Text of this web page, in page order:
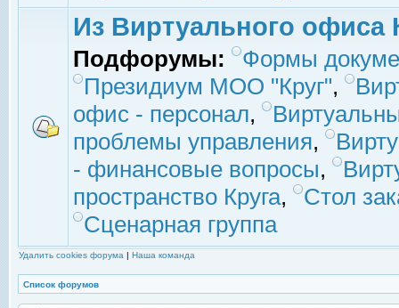
Из Виртуального офиса
Подфорумы:
Формы
Президиум МОО "Круг",
офис - персонал,
проблемы управления,
- финансовые вопросы,
пространство Круга,
Стол
Сценарная группа
Удалить cookies форума | Наша команда
Список форумов